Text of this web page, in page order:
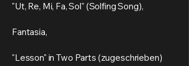
"Ut, Re, Mi, Fa, Sol" (Solfing Song),
Fantasia,
"Lesson" in Two Parts (zugeschrieben)